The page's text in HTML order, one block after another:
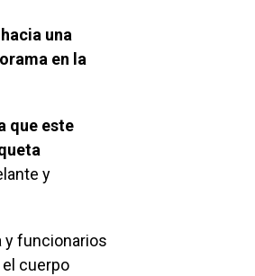
una
en la
que este
y
y funcionarios
cuerpo